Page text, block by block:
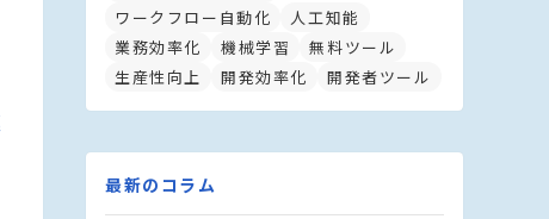
ワークフロー自動化
人工知能
業務効率化
機械学習
無料ツール
生産性向上
開発効率化 開発者ツール
最新のコラム